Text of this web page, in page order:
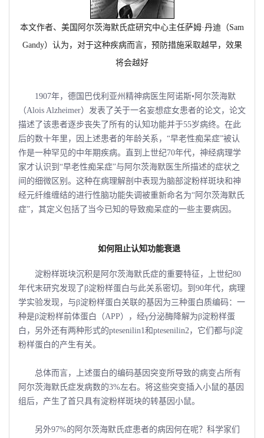
本文作者、美国阿尔茨海默氏症研究中心主任萨姆·丹迪（Sam
Gandy）认为，对于这种疾病而言，预防措施采取越早，效果
将会越好
1907年，德国巴伐利亚州精神病医生阿诺斯•阿尔茨海默
（Alois Alzheimer）发表了关于一名妄想症女患者的论文，论文
描述了该患者逐步丧失了所有的认知功能并于55岁病终。在此
后的数十年里，因上述患者的年龄关系，“早老性痴呆症”被认
作是一种罕见的中年期疾病。直到上世纪70年代，神经病理学
家才认识到“早老性痴呆症”与阿尔茨海默医生所描述的症状之
间的细微区别。这种在病理解剖中表现为脑部淀粉样斑块和神
经元纤维缠结的进行性脑功能失调被重新命名为“阿尔茨海默氏
症”，其定义包括了当今已知的导致痴呆症的一些主要病因。
如何阻止认知功能衰退
淀粉样斑块沉积是阿尔茨海默氏症的重要特征，上世纪80
年代末研究发现了β淀粉样蛋白与此关系密切。到90年代，病理
学实验发现，与β淀粉样蛋白关联的基因为三种蛋白质编码：一
种是β淀粉样前体蛋白（APP），经γ分泌酶降解为β淀粉样蛋
白，另外还有两种形式的ptesenilin1和ptesenilin2，它们都与β淀
粉样蛋白的产生有关。
总体而言，上述蛋白的编码基因突变所导致的病变占所有
阿尔茨海默氏症发病数的3%左右。将这些突变插入小鼠的基因
组后，产生了首只具有淀粉样斑块的转基因小鼠。
另外97%的阿尔茨海默氏症患者的病因何在呢？科学家们